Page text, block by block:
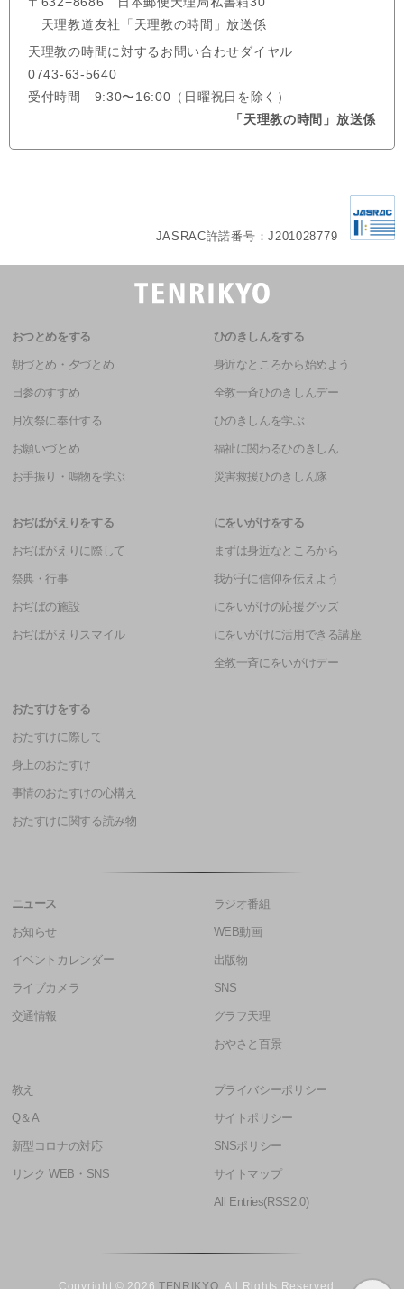
天理教道友社「天理教の時間」放送係
天理教の時間に対するお問い合わせダイヤル
0743-63-5640
受付時間 9:30〜16:00（日曜祝日を除く）
「天理教の時間」放送係
JASRAC許諾番号：J201028779
おつとめをする
朝づとめ・夕づとめ
日参のすすめ
月次祭に奉仕する
お願いづとめ
お手振り・鳴物を学ぶ
ひのきしんをする
身近なところから始めよう
全教一斉ひのきしんデー
ひのきしんを学ぶ
福祉に関わるひのきしん
災害救援ひのきしん隊
おぢばがえりをする
おぢばがえりに際して
祭典・行事
おぢばの施設
おぢばがえりスマイル
にをいがけをする
まずは身近なところから
我が子に信仰を伝えよう
にをいがけの応援グッズ
にをいがけに活用できる講座
全教一斉にをいがけデー
おたすけをする
おたすけに際して
身上のおたすけ
事情のおたすけの心構え
おたすけに関する読み物
ニュース
お知らせ
イベントカレンダー
ライブカメラ
交通情報
ラジオ番組
WEB動画
出版物
SNS
グラフ天理
おやさと百景
教え
Q＆A
新型コロナの対応
リンク WEB・SNS
プライバシーポリシー
サイトポリシー
SNSポリシー
サイトマップ
All Entries(RSS2.0)